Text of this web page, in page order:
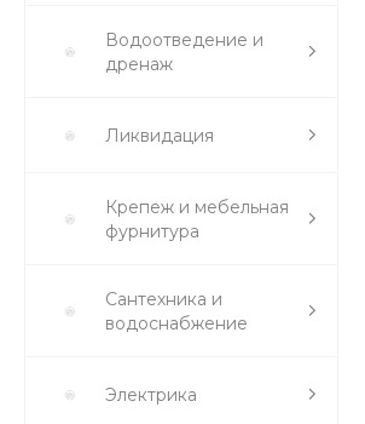
Водоотведение и
дренаж
Ликвидация
Крепеж и мебельная
фурнитура
Сантехника и
водоснабжение
Электрика